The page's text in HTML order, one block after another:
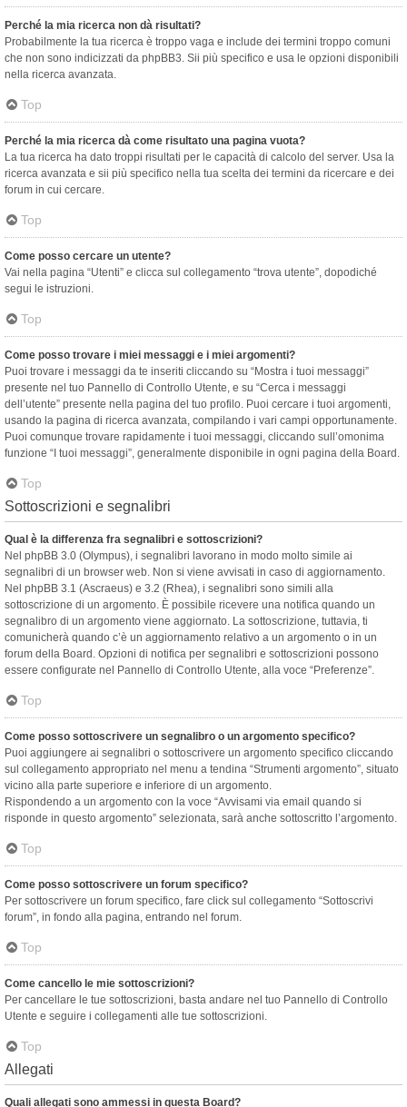
Perché la mia ricerca non dà risultati?
Probabilmente la tua ricerca è troppo vaga e include dei termini troppo comuni
che non sono indicizzati da phpBB3. Sii più specifico e usa le opzioni disponibili
nella ricerca avanzata.
Top
Perché la mia ricerca dà come risultato una pagina vuota?
La tua ricerca ha dato troppi risultati per le capacità di calcolo del server. Usa la
ricerca avanzata e sii più specifico nella tua scelta dei termini da ricercare e dei
forum in cui cercare.
Top
Come posso cercare un utente?
Vai nella pagina “Utenti” e clicca sul collegamento “trova utente”, dopodiché
segui le istruzioni.
Top
Come posso trovare i miei messaggi e i miei argomenti?
Puoi trovare i messaggi da te inseriti cliccando su “Mostra i tuoi messaggi”
presente nel tuo Pannello di Controllo Utente, e su “Cerca i messaggi
dell’utente” presente nella pagina del tuo profilo. Puoi cercare i tuoi argomenti,
usando la pagina di ricerca avanzata, compilando i vari campi opportunamente.
Puoi comunque trovare rapidamente i tuoi messaggi, cliccando sull’omonima
funzione “I tuoi messaggi”, generalmente disponibile in ogni pagina della Board.
Top
Sottoscrizioni e segnalibri
Qual è la differenza fra segnalibri e sottoscrizioni?
Nel phpBB 3.0 (Olympus), i segnalibri lavorano in modo molto simile ai
segnalibri di un browser web. Non si viene avvisati in caso di aggiornamento.
Nel phpBB 3.1 (Ascraeus) e 3.2 (Rhea), i segnalibri sono simili alla
sottoscrizione di un argomento. È possibile ricevere una notifica quando un
segnalibro di un argomento viene aggiornato. La sottoscrizione, tuttavia, ti
comunicherà quando c’è un aggiornamento relativo a un argomento o in un
forum della Board. Opzioni di notifica per segnalibri e sottoscrizioni possono
essere configurate nel Pannello di Controllo Utente, alla voce “Preferenze”.
Top
Come posso sottoscrivere un segnalibro o un argomento specifico?
Puoi aggiungere ai segnalibri o sottoscrivere un argomento specifico cliccando
sul collegamento appropriato nel menu a tendina “Strumenti argomento”, situato
vicino alla parte superiore e inferiore di un argomento.
Rispondendo a un argomento con la voce “Avvisami via email quando si
risponde in questo argomento” selezionata, sarà anche sottoscritto l’argomento.
Top
Come posso sottoscrivere un forum specifico?
Per sottoscrivere un forum specifico, fare click sul collegamento “Sottoscrivi
forum”, in fondo alla pagina, entrando nel forum.
Top
Come cancello le mie sottoscrizioni?
Per cancellare le tue sottoscrizioni, basta andare nel tuo Pannello di Controllo
Utente e seguire i collegamenti alle tue sottoscrizioni.
Top
Allegati
Quali allegati sono ammessi in questa Board?